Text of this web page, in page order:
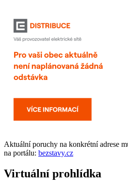
Aktuálníporuchy na konkrétní adrese
na portálu: bezstavy.cz
Virtuální prohlídka